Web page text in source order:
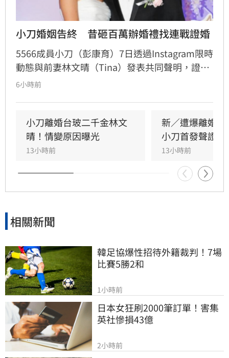
小刀婚姻告終　昔砸百萬辦婚禮找連戰證婚
5566成員小刀（彭康育）7日透過Instagram限時
動態與前妻林文晴（Tina）發表共同聲明，證實
兩人已結束14年婚姻。聲明中表示，兩人其實已
同陪伴、守護一對子女成長，同時希望外界尊重
雙方決定，之後不再對離婚一事做任何回應。
6小時前
小刀離婚台玻二千金林文
晴！情變原因曝光
13小時前
新／遭爆離婚
小刀首發聲證實
13小時前
相關新聞
韓足協爆性招待外籍裁判！7場
比賽5勝2和
1小時前
日本女狂刷2000筆訂單！害集
英社慘損43億
2小時前